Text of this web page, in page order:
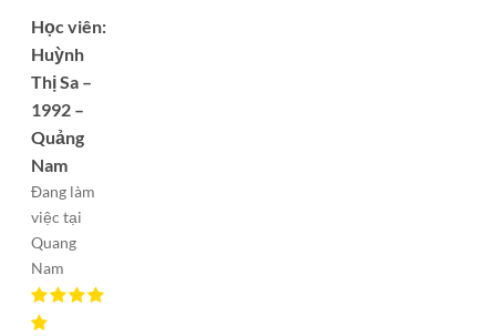
Học viên:
Huỳnh
Thị Sa –
1992 –
Quảng
Nam
Đang làm
việc tại
Quang
Nam